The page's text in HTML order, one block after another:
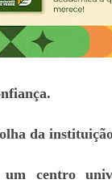
da
centro